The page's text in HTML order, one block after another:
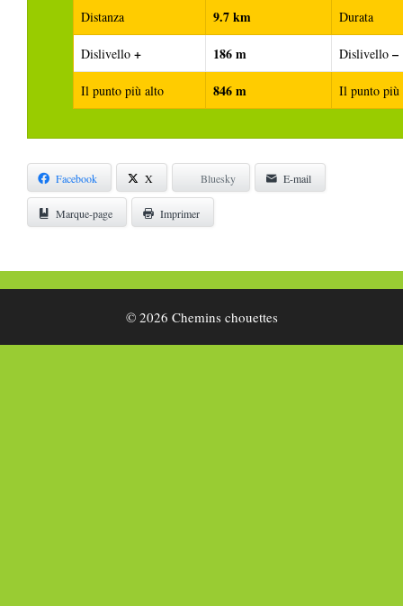
Distanza 9.7 km Durata
Dislivello+ 186 m Dislivello–
Il punto più alto 846 m Il punto più
Facebook X Bluesky E-mail
Marque-page Imprimer
© 2026 Chemins chouettes